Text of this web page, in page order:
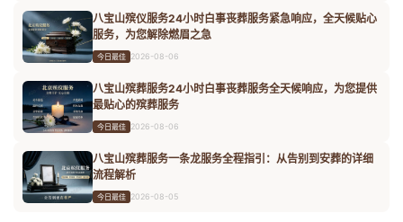
八宝山殡仪服务24小时白事丧葬服务紧急响应，全天候贴心
服务，为您解除燃眉之急
今日最佳 2026-08-06
八宝山殡葬服务24小时白事丧葬服务全天候响应，为您提供
最贴心的殡葬服务
今日最佳 2026-08-06
八宝山殡葬服务一条龙服务全程指引：从告别到安葬的详细
流程解析
今日最佳 2026-08-05